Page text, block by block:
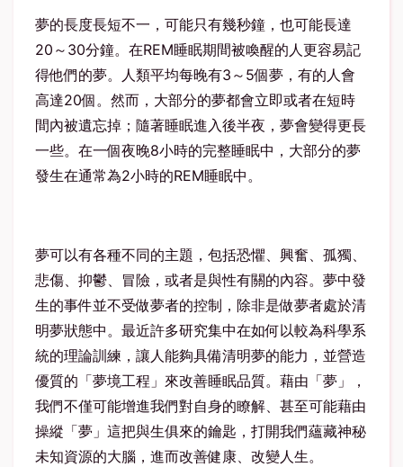
夢的長度長短不一，可能只有幾秒鐘，也可能長達
20～30分鐘。在REM睡眠期間被喚醒的人更容易記
得他們的夢。人類平均每晚有3～5個夢，有的人會
高達20個。然而，大部分的夢都會立即或者在短時
間內被遺忘掉；隨著睡眠進入後半夜，夢會變得更長
一些。在一個夜晚8小時的完整睡眠中，大部分的夢
發生在通常為2小時的REM睡眠中。
夢可以有各種不同的主題，包括恐懼、興奮、孤獨、
悲傷、抑鬱、冒險，或者是與性有關的內容。夢中發
生的事件並不受做夢者的控制，除非是做夢者處於清
明夢狀態中。最近許多研究集中在如何以較為科學系
統的理論訓練，讓人能夠具備清明夢的能力，並營造
優質的「夢境工程」來改善睡眠品質。藉由「夢」，
我們不僅可能增進我們對自身的瞭解、甚至可能藉由
操縱「夢」這把與生俱來的鑰匙，打開我們蘊藏神秘
未知資源的大腦，進而改善健康、改變人生。